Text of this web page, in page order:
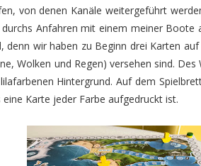
von denen Kanäle weitergeführt
Anfahren mit einem meiner Boote
denn wir haben zu Beginn drei Karten
Wolken und Regen) versehen sind.
Hintergrund. Auf dem
Karte jeder Farbe aufgedruckt ist.